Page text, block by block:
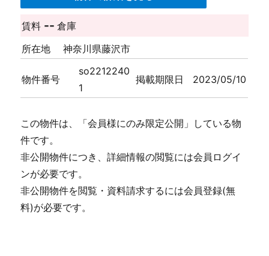
賃料 --倉庫
所在地
神奈川県藤沢市
物件番号
so2212240
1
掲載期限日 2023/05/10
この物件は、「会員様にのみ限定公開」している物
件です。
非公開物件につき、詳細情報の閲覧には会員ログイ
ンが必要です。
非公開物件を閲覧・資料請求するには会員登録(無
料)が必要です。